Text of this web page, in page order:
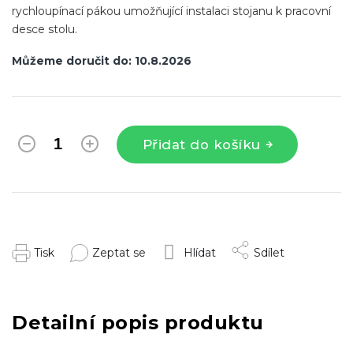
Můžeme doručit do: 10.8.2026
Přidat do košíku
rychloupínací pákou umožňující instalaci stojanu k pracovní
desce stolu.
Tisk Zeptat se Hlídat Sdílet
Detailní popis produktu